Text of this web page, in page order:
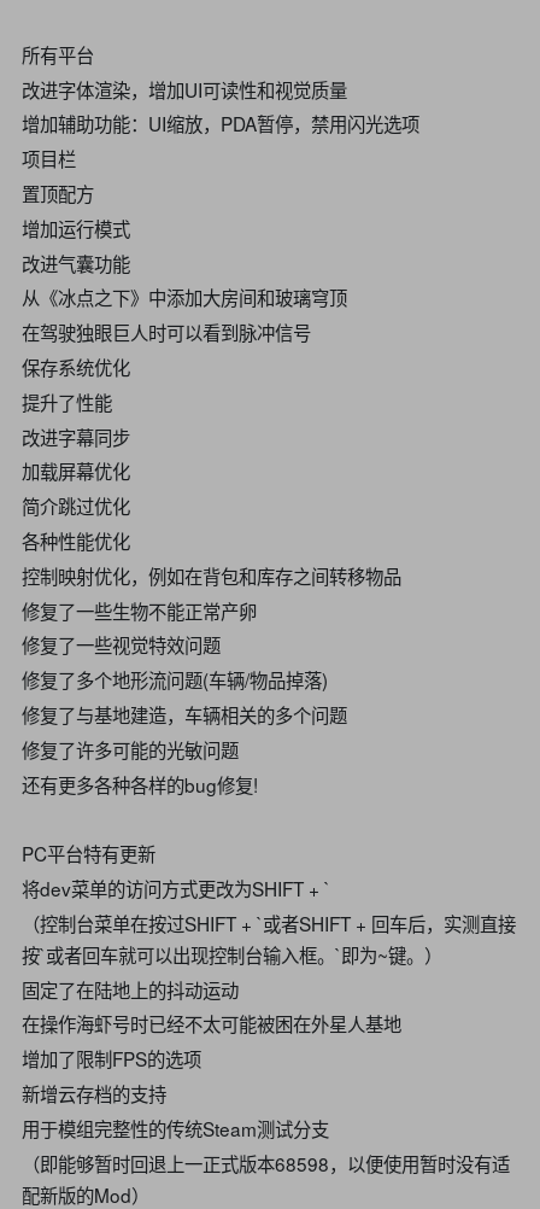
所有平台
改进字体渲染，增加UI可读性和视觉质量
增加辅助功能：UI缩放，PDA暂停，禁用闪光选项
项目栏
置顶配方
增加运行模式
改进气囊功能
从《冰点之下》中添加大房间和玻璃穹顶
在驾驶独眼巨人时可以看到脉冲信号
保存系统优化
提升了性能
改进字幕同步
加载屏幕优化
简介跳过优化
各种性能优化
控制映射优化，例如在背包和库存之间转移物品
修复了一些生物不能正常产卵
修复了一些视觉特效问题
修复了多个地形流问题(车辆/物品掉落)
修复了与基地建造，车辆相关的多个问题
修复了许多可能的光敏问题
还有更多各种各样的bug修复!
PC平台特有更新
将dev菜单的访问方式更改为SHIFT + `
（控制台菜单在按过SHIFT + `或者SHIFT + 回车后，实测直接
按`或者回车就可以出现控制台输入框。`即为~键。）
固定了在陆地上的抖动运动
在操作海虾号时已经不太可能被困在外星人基地
增加了限制FPS的选项
新增云存档的支持
用于模组完整性的传统Steam测试分支
（即能够暂时回退上一正式版本68598，以便使用暂时没有适
配新版的Mod）